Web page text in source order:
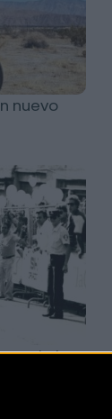
nuevo
de la